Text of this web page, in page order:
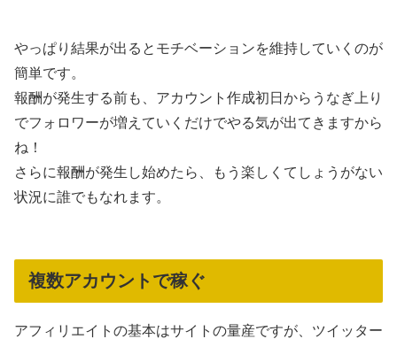
やっぱり結果が出るとモチベーションを維持していくのが
簡単です。
報酬が発生する前も、アカウント作成初日からうなぎ上り
でフォロワーが増えていくだけでやる気が出てきますから
ね！
さらに報酬が発生し始めたら、もう楽しくてしょうがない
状況に誰でもなれます。
複数アカウントで稼ぐ
アフィリエイトの基本はサイトの量産ですが、ツイッター